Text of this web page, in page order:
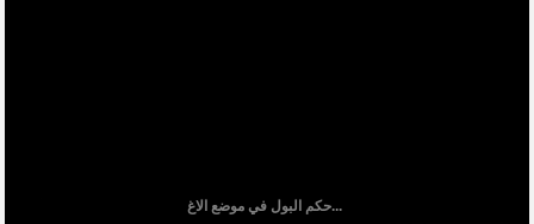
حكم البول في موضع الاغ...